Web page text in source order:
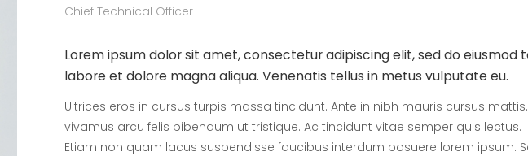
Chief Technical Officer
Lorem ipsum dolor sit amet, consectetur adipiscing elit, sed do eiusmod
labore et dolore magna aliqua. Venenatis tellus in metus vulputate eu.
Ultrices eros in cursus turpis massa tincidunt. Ante in nibh mauris cursus
vivamus arcu felis bibendum ut tristique. Ac tincidunt vitae semper quis lectus.
Etiam non quam lacus suspendisse faucibus interdum posuere lorem ipsum.